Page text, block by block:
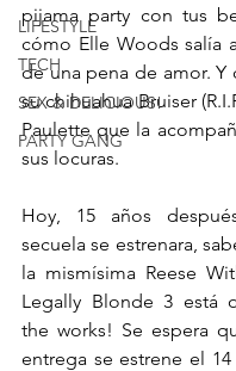
LIFESTYLE
TECH
SEX & DELICIOUS!
PARTY GANG
pijama party con tus
cómo Elle Woods salía
de una pena de amor. Y
su chihuahua Bruiser
Paulette que la
sus locuras.
Hoy, 15 años
secuela se estrenara,
la mismísima Reese
Legally Blonde 3 está
the works! Se espera
entrega se estrene el